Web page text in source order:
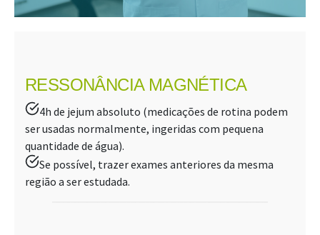
RESSONÂNCIA MAGNÉTICA
4h de jejum absoluto (medicações de rotina podem
ser usadas normalmente, ingeridas com pequena
quantidade de água).
Se possível, trazer exames anteriores da mesma
região a ser estudada.